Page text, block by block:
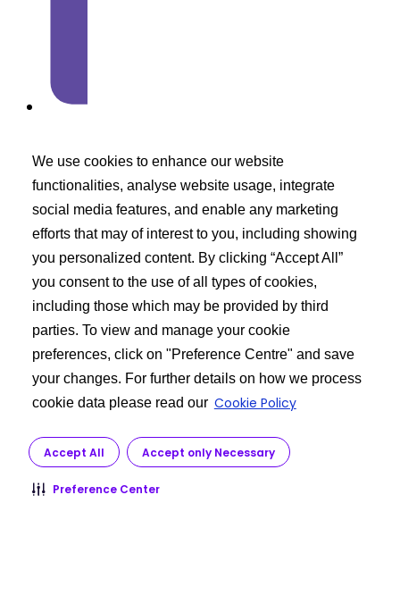
We use cookies to enhance our website
functionalities, analyse website usage, integrate
social media features, and enable any marketing
efforts that may of interest to you, including showing
you personalized content. By clicking “Accept All”
you consent to the use of all types of cookies,
including those which may be provided by third
parties. To view and manage your cookie
preferences, click on "Preference Centre" and save
your changes. For further details on how we process
cookie data please read our Cookie Policy
Accept All Accept only Necessary
Preference Center
classification
What are the precautions needs to be taken while
taking Azacitidine?